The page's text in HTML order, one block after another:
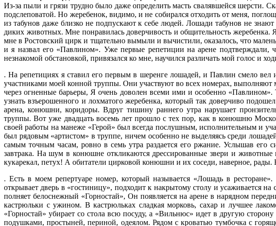
Из-за пыли и грязи трудно было даже определить масть свалявшейся шерсти.
подслеповатой. Но жеребенок, видимо, и не собирался отходить от меня,
из табунов даже близко не подпускают к себе людей. Ло­шади табунов не
диких животных. Мне понравилась доверчивость и общи­тельность жеребенка.
мне в Ростовский цирк и тщательно вымы­ли и вычистили, оказалось, что
и я назвал его «Павлином». Уже первые репетиции на арене
незнакомой обстановкой, привязался ко мне, научился различать мой голос и
. На репети­циях я ставил его первым в шеренге лоша­дей, и Павлин смело
участ­никами моей конной труппы. Они участву­ют во всех номерах,
через огненные барьеры, Я очень доволен всеми ими и особенно
узнать взъерошенного и лохматого жере­бенка, который так доверчиво
арена, конюшни, коридоры. Вдруг тишину раннего утра нарушает
труппы. Вот уже двадцать восемь лет прошло с тех пор, как в конюшню
своей работы на мане­же «Герой» был всегда послушным, испол­нительным и
был рядовым «артистом» в труппе, ничем особенно не выделяясь среди
самым точ­ным часам, ровно в семь утра раздается его ржание. Услышав
завтрака. На шум в конюшне откликаются дрессированные звери и
кукарекал, петух! А обитатели цирковой конюшни и их соседи, наверное, рады.
. Есть в моем репертуаре номер, кото­рый называется «Лошадь в
открывает дверь в «гости­ницу», подходит к накрытому столу и уса­живается
полняет белоснежный «Горностай», Он по­является на арене в нарядном
кастрюльки с ужином. В кастрюльках сладкая морковь, сахар и лучшее
«Горностай» убирает со стола всю посуду, а «Вильнюс» идет в другую
подушками, просты­ней, периной, одеялом. Рядом с кроватью тумбочка с